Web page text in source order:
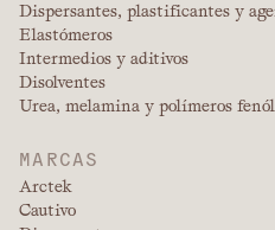
Dispersantes, plastificantes y
Elastómeros
Intermedios y aditivos
Disolventes
Urea, melamina y polímeros
MARCAS
Arctek
Cautivo